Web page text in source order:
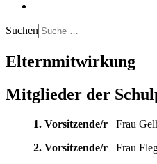
Suchen
Elternmitwirkung
Mitglieder der
1. Vorsitzende/r Frau
2. Vorsitzende/r Frau